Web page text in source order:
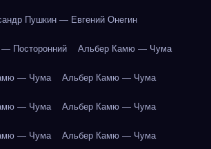
Пушкин — Евгений Онегин
Посторонний Альбер Камю — Чума
— Чума Альбер Камю — Чума
— Чума Альбер Камю — Чума
— Чума Альбер Камю — Чума